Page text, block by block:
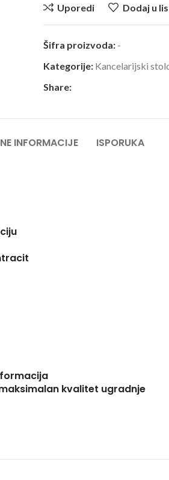
Uporedi Dodaj u
Šifra proizvoda: -
Kategorije: Kancelarijski
Share:
INFORMACIJE ISPORUKA
kvalitet ugradnje